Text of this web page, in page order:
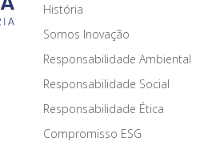
História
Somos Inovação
Responsabilidade Ambiental
Responsabilidade Social
Responsabilidade Ética
Compromisso ESG